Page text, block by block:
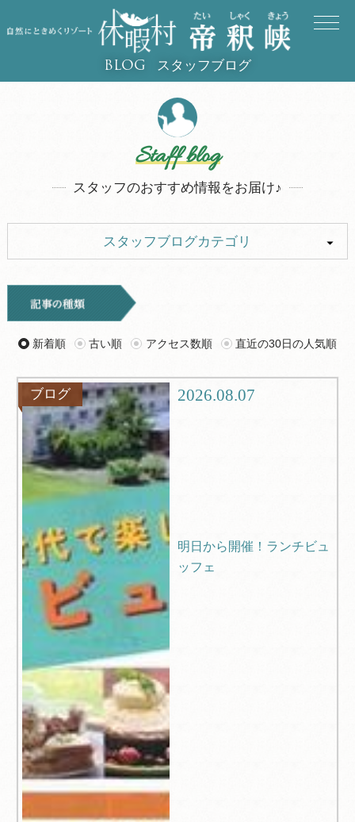
BLOG スタッフブログ
Staff blog
スタッフのおすすめ情報をお届け♪
スタッフブログカテゴリ
キャンプ
旅行記 ツアー
グルメ
ブログ
新着順 古い順 アクセス数順 直近の30日の人気順
ブログ 2026.08.07
明日から開催！ランチビュ
ッフェ